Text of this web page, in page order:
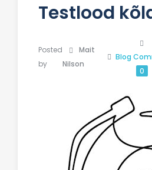
Testlood
Posted
by
Mait
Nilson
Blog
0